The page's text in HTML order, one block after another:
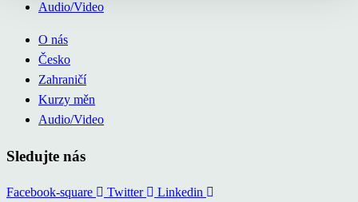
Audio/Video
O nás
Česko
Zahraničí
Kurzy měn
Audio/Video
Sledujte nás
Facebook-square Twitter Linkedin